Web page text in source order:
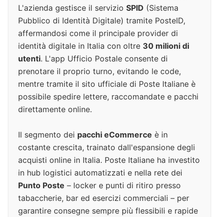
L'azienda gestisce il servizio SPID (Sistema
Pubblico di Identità Digitale) tramite PosteID,
affermandosi come il principale provider di
identità digitale in Italia con oltre 30 milioni di
utenti. L'app Ufficio Postale consente di
prenotare il proprio turno, evitando le code,
mentre tramite il sito ufficiale di Poste Italiane è
possibile spedire lettere, raccomandate e pacchi
direttamente online.
Il segmento dei pacchi eCommerce è in
costante crescita, trainato dall'espansione degli
acquisti online in Italia. Poste Italiane ha investito
in hub logistici automatizzati e nella rete dei
Punto Poste – locker e punti di ritiro presso
tabaccherie, bar ed esercizi commerciali – per
garantire consegne sempre più flessibili e rapide